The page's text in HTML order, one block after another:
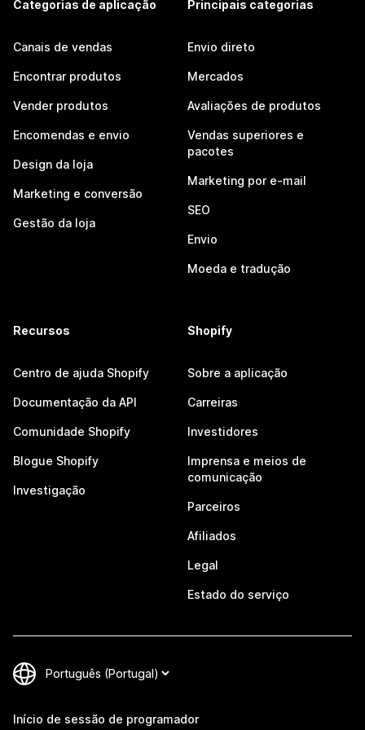
Categorias de aplicação
Canais de vendas
Encontrar produtos
Vender produtos
Encomendas e envio
Design da loja
Marketing e conversão
Gestão da loja
Principais categorias
Envio direto
Mercados
Avaliações de produtos
Vendas superiores e
pacotes
Marketing por e-mail
SEO
Envio
Moeda e tradução
Recursos
Centro de ajuda Shopify
Documentação da API
Comunidade Shopify
Blogue Shopify
Investigação
Shopify
Sobre a aplicação
Carreiras
Investidores
Imprensa e meios de
comunicação
Parceiros
Afiliados
Legal
Estado do serviço
Início de sessão de programador